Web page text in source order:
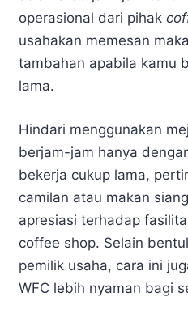
operasional dari pihak
usahakan memesan
tambahan apabila kamu
lama.
Hindari menggunakan
berjam-jam hanya
bekerja cukup lama,
camilan atau makan
apresiasi terhadap
coffee shop. Selain
pemilik usaha, cara ini
WFC lebih nyaman bagi